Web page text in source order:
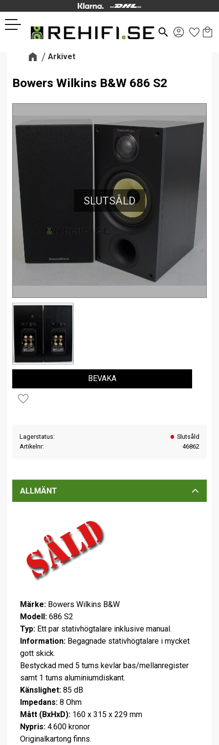
Meny
search
Arkivet
Bowers Wilkins B&W 686 S2
SLUTSÅLD
Lägg till i favoriter
BEVAKA
Lagerstatus
Slutsåld
Artikelnr
46862
ALLMÄNT
Märke: Bowers Wilkins B&W
Modell: 686 S2
Typ: Ett par stativhögtalare inklusive manual.
Information: Begagnade stativhögtalare i mycket
gott skick.
Bestyckad med 5 tums kevlar bas/mellanregister
samt 1 tums aluminiumdiskant.
Känslighet: 85 dB
Impedans: 8 Ohm
Mått (BxHxD): 160 x 315 x 229 mm
Nypris: 4.600 kronor
Originalkartong finns.